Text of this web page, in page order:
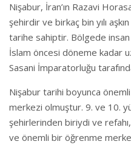
Nişabur, İran’ın Razavi
şehirdir ve birkaç bin yılı
tarihe sahiptir. Bölgede
İslam öncesi döneme kadar
Sasani İmparatorluğu
Nişabur tarihi boyunca
merkezi olmuştur. 9. ve 10.
şehirlerinden biriydi ve
ve önemli bir öğrenme